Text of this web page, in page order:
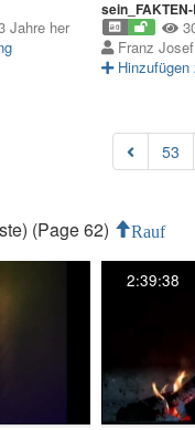
Jahre her
Franz
Hinzufügen
53
(Page 62) Rauf
2:39:38